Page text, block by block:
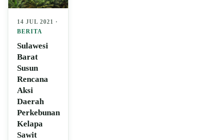
14 JUL 2021 ·
BERITA
Sulawesi
Barat
Susun
Rencana
Aksi
Daerah
Perkebunan
Kelapa
Sawit